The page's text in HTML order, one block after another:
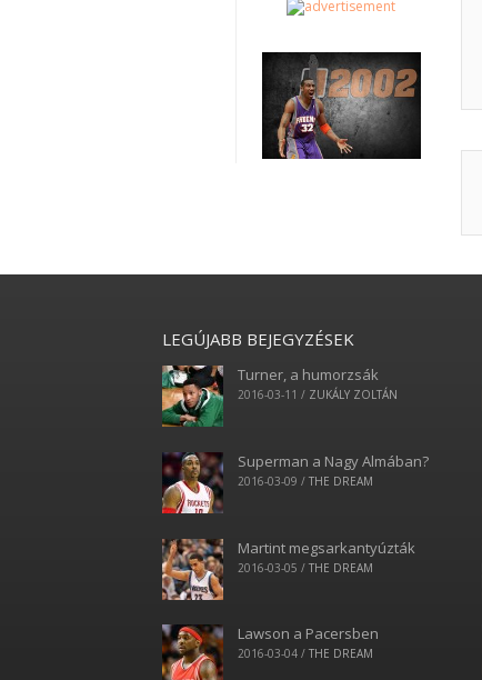
LEGÚJABB BEJEGYZÉSEK
Turner, a humorzsák
2016-03-11 / ZUKÁLY ZOLTÁN
Superman a Nagy Almában?
2016-03-09 / THE DREAM
Martint megsarkantyúzták
2016-03-05 / THE DREAM
Lawson a Pacersben
2016-03-04 / THE DREAM